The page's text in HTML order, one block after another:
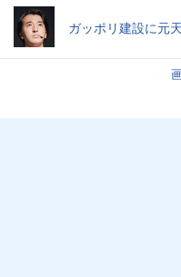
ガッポリ建設に元